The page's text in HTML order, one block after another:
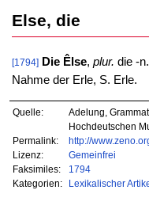
Else, die
[1794] Die Êlse, plur. die -
Nahme der Erle, S. Erle.
Quelle:
Adelung,
Hochdeutschen
Permalink:
http://
Lizenz:
Gemeinfrei
Faksimiles:
1794
Kategorien:
Lexikalischer